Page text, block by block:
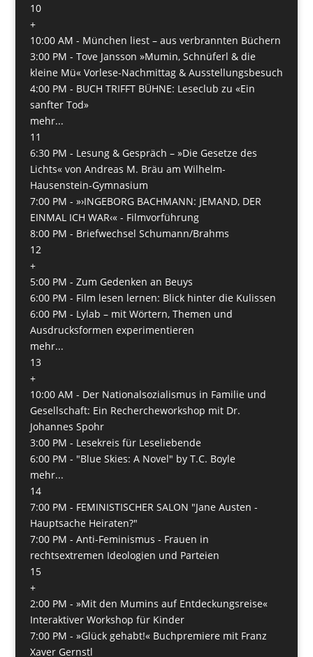
10
+
10:00 AM - München liest – aus verbrannten Büchern
3:00 PM - Tove Jansson »Mumin, Schnüferl & die
kleine Mü« Vorlese-Nachmittag & Ausstellungsbesuch
4:00 PM - BUCH TRIFFT BÜHNE: Leseclub zu «Ein
sanfter Tod»
mehr...
11
6:30 PM - Lesung & Gespräch – »Die Gesetze des
Lichts« von Andreas M. Bräu am Wilhelm-
Hausenstein-Gymnasium
7:00 PM - »›INGEBORG BACHMANN: JEMAND, DER
EINMAL ICH WAR‹« - Filmvorführung
8:00 PM - Briefwechsel Schumann/Brahms
12
+
5:00 PM - Zum Gedenken an Beuys
6:00 PM - Film lesen lernen: Blick hinter die Kulissen
6:00 PM - Lylab – mit Wörtern, Themen und
Ausdrucksformen experimentieren
mehr...
13
+
10:00 AM - Der Nationalsozialismus in Familie und
Gesellschaft: Ein Rechercheworkshop mit Dr.
Johannes Spohr
3:00 PM - Lesekreis für Leseliebende
6:00 PM - "Blue Skies: A Novel" by T.C. Boyle
mehr...
14
7:00 PM - FEMINISTISCHER SALON "Jane Austen -
Hauptsache Heiraten?"
7:00 PM - Anti-Feminismus - Frauen in
rechtsextremen Ideologien und Parteien
15
+
2:00 PM - »Mit den Mumins auf Entdeckungsreise«
Interaktiver Workshop für Kinder
7:00 PM - »Glück gehabt!« Buchpremiere mit Franz
Xaver Gernstl